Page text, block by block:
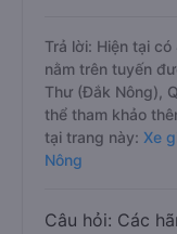
Trả lời: Hiện tại
nằm trên tuyến
Thư (Đắk Nông),
thể tham khảo
tại trang này: Xe
Nông
Câu hỏi: Các